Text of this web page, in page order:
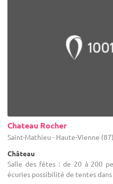
Chateau Rocher
Saint-Mathieu - Haute-Vienne (87)
Château
Salle des fêtes : de 20 à 200
écuries possibilité de tentes dans